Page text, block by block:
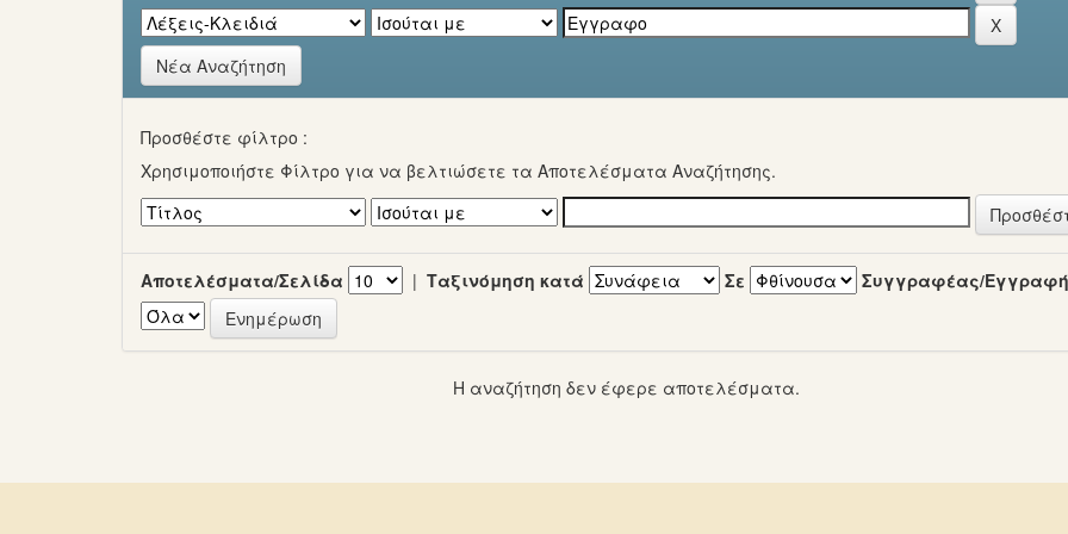
Νέα Αναζήτηση
Προσθέστε φίλτρο :
Χρησιμοποιήστε Φίλτρο για να βελτιώσετε τα Αποτελέσματα Αναζήτησης.
Αποτελέσματα/Σελίδα | Ταξινόμηση κατά Σε Συγγραφέας/Εγγραφή
Η αναζήτηση δεν έφερε αποτελέσματα.